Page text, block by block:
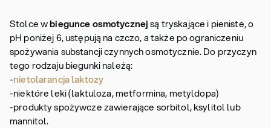
Stolce wbiegunce osmotycznejsą tryskające i pieniste, o
pH poniżej 6, ustępują na czczo, a także po ograniczeniu
spożywania substancji czynnych osmotycznie. Do przyczyn
tego rodzaju biegunki należą:
-nietolarancja laktozy
-niektóre leki (laktuloza, metformina, metyldopa)
-produkty spożywcze zawierające sorbitol, ksylitol lub
mannitol.